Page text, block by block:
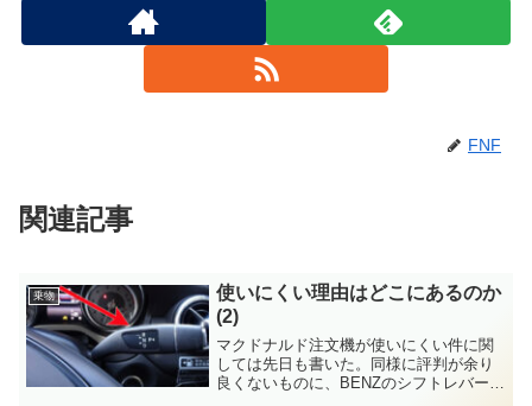
FNF
関連記事
乗物
使いにくい理由はどこにあるのか
(2)
マクドナルド注文機が使いにくい件に関
しては先日も書いた。同様に評判が余り
良くないものに、BENZのシフトレバーが